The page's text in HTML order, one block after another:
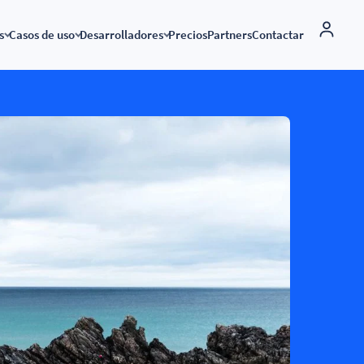
Central
a
Aplicaciones conectadas a B2Brouter
Casos de uso
365 Business Central
electrónica y
B2Brouter, envía facturas
con VeriFactu
electrónicas con Sage
Sage X3…
electrónicas con Odoo
a B2Brouter y haz facturas
Desarrolladores
Documentación API
Conecta tu ERP
PreciosPartnersContactar